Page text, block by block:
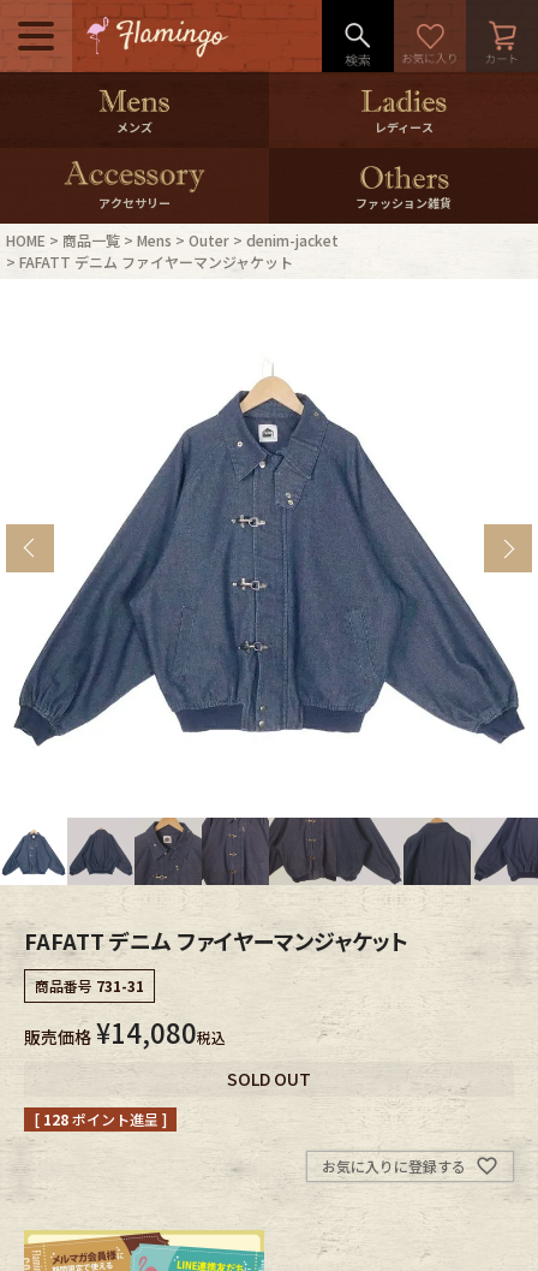
メニュー
500pt＆10％Offクーポンプレゼン
ト
10％0ffクーポンプレゼント
ログイン・会員登録
International Shipping
特集一覧
ブランドから探す スタッフコーディネート
年代から探す 古着卸DOCK
メンズ商品カテゴリーから探す
Bottoms
レディース商品カテゴリーから探す
Tops Bottoms
Outer
Fafatt
小物・アクセサリーから探す
メンズ レディース
アクセサリー ファッション雑貨
HOME 商品一覧 Mens Outer
denim-jacket
FAFATT デニム ファイヤーマンジャケット
FAFATT デニム ファイヤーマンジャケット
商品番号 731-31
販売価格 ¥14,080税込
SOLD OUT
[ 128ポイント進呈 ]
お気に入りに登録する